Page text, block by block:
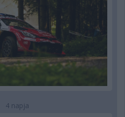
4 napja